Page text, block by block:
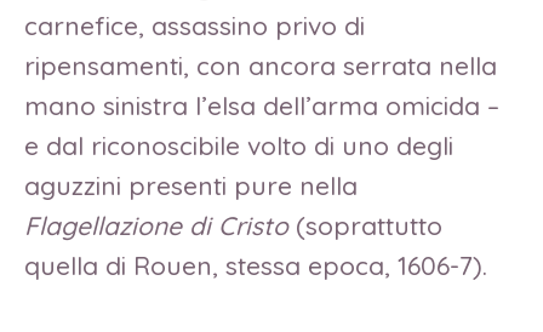
carnefice, assassino privo di
ripensamenti, con ancora serrata nella
mano sinistra l’elsa dell’arma omicida –
e dal riconoscibile volto di uno degli
aguzzini presenti pure nella
Flagellazione di Cristo(soprattutto
quella di Rouen, stessa epoca, 1606-7).